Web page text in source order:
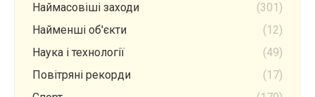
Наймасовіші заходи
(301)
Найменші об'єкти
(12)
Наука і технології
(49)
Повітряні рекорди
(17)